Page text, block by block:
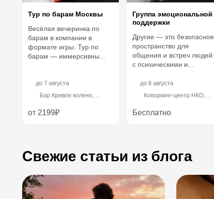
Тур по барам Москвы
Весёлая вечеринка по
барам в компании в
формате игры. Тур по
барам — иммерсивны...
до 7 августа
Бар Кривое колено,
12с10
от 2199₽
Группа эмоциональной
поддержки
Другие — это безопасное
пространство для
общения и встреч людей
с психическими и...
до 8 августа
Коворкинг-центр НКО,
Бесплатно
Свежие статьи из блога